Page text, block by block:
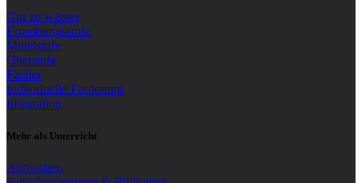
Gut zu wissen
Erprobungsstufe
Mittelstufe
Oberstufe
Fächer
Individuelle Förderung
Integration
Mehr als Unterricht
Aktivitäten